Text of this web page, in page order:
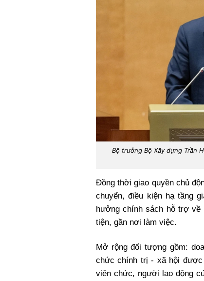
Bộ trưởng Bộ Xây dựng Trần
Đồng thời giao quyền chủ
chuyển, điều kiện hạ tầng
hưởng chính sách hỗ trợ
tiện, gần nơi làm việc.
Mở rộng đối tượng gồm:
chức chính trị - xã hội
viên chức, người lao động